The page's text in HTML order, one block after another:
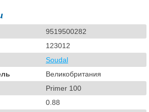
9519500282
123012
Soudal
Великобритания
Primer 100
0.88